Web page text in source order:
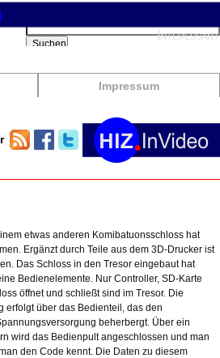
Impressum
Suchbegriffe
Suchen
etwas anderen Komibatuonsschloss hat
Ergänzt durch Teile aus dem 3D-Drucker ist
Das Schloss in den Tresor eingebaut hat
Bedienelemente. Nur Controller, SD-Karte
öffnet und schließt sind im Tresor. Die
erfolgt über das Bedienteil, das den
beherbergt. Über ein
wird das Bedienpult angeschlossen und man
den Code kennt. Die Daten zu diesem